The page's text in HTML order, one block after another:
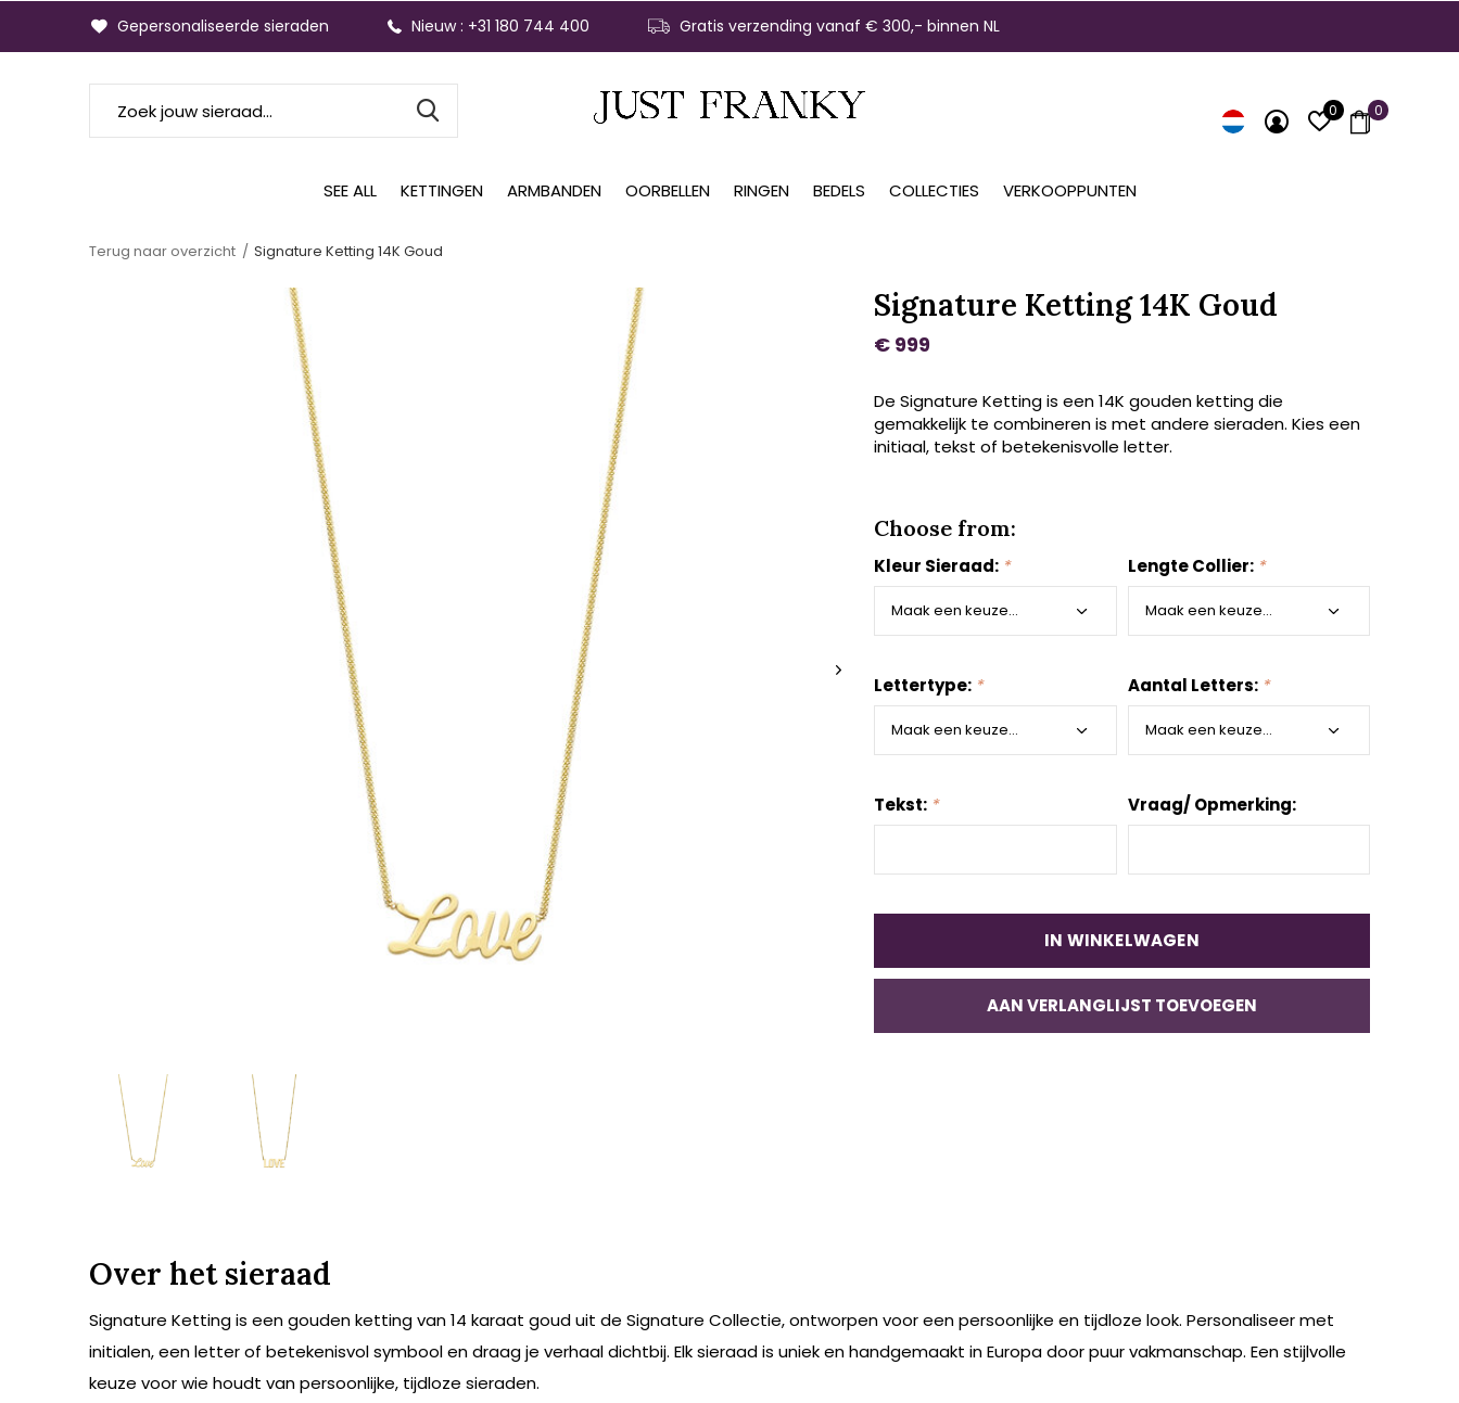
SEE ALL KETTINGEN ARMBANDEN OORBELLEN RINGEN BEDELS COLLECTIES VERKOOPPUNTEN
0 0
Gepersonaliseerde sieraden Nieuw : +31 180 744 400 Gratis verzending vanaf € 300,- binnen NL
Terug naar overzicht Signature Ketting 14K Goud
Signature Ketting 14K Goud
€ 999
De Signature Ketting is een 14K gouden ketting die
gemakkelijk te combineren is met andere sieraden. Kies een
initiaal, tekst of betekenisvolle letter.
Choose from:
Kleur Sieraad: * Lengte Collier: *
Lettertype: * Aantal Letters: *
Tekst: * Vraag/ Opmerking:
IN WINKELWAGEN
AAN VERLANGLIJST TOEVOEGEN
Over het sieraad
Signature Ketting is een gouden ketting van 14 karaat goud uit de Signature Collectie, ontworpen voor een persoonlijke en tijdloze look. Personaliseer met
initialen, een letter of betekenisvol symbool en draag je verhaal dichtbij. Elk sieraad is uniek en handgemaakt in Europa door puur vakmanschap. Een stijlvolle
keuze voor wie houdt van persoonlijke, tijdloze sieraden.